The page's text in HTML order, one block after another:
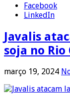
Facebook
LinkedIn
Javalis
soja no Rio
março 19, 2024